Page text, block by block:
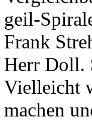
geil-
Frank
Herr Doll.
Vielleicht
machen